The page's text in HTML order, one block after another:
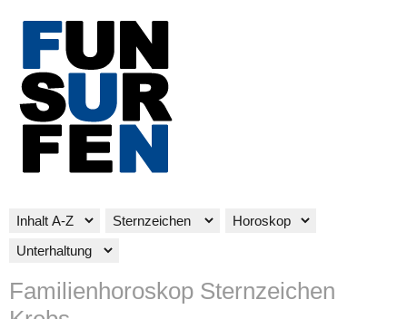
Familienhoroskop Sternzeichen